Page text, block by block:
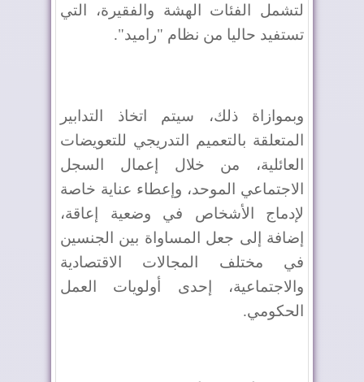
لتشمل الفئات الهشة والفقيرة، التي
تستفيد حاليا من نظام "راميد".
وبموازاة ذلك، سيتم اتخاذ التدابير
المتعلقة بالتعميم التدريجي للتعويضات
العائلية، من خلال إعمال السجل
الاجتماعي الموحد، وإعطاء عناية خاصة
لإدماج الأشخاص في وضعية إعاقة،
إضافة إلى جعل المساواة بين الجنسين
في مختلف المجالات الاقتصادية
والاجتماعية، إحدى أولويات العمل
الحكومي.